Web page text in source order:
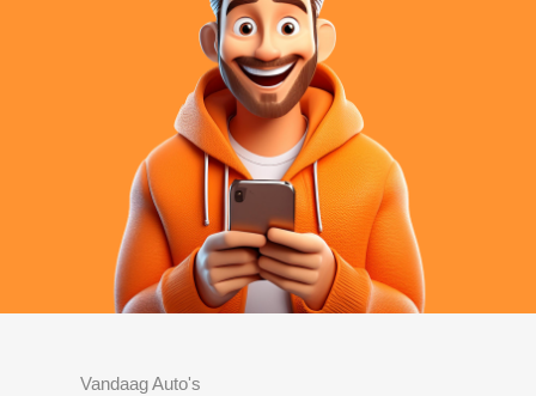
Vandaag Auto's